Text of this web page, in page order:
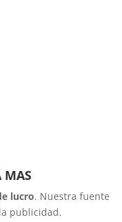
MAS
lucro. Nuestra fuente
publicidad.